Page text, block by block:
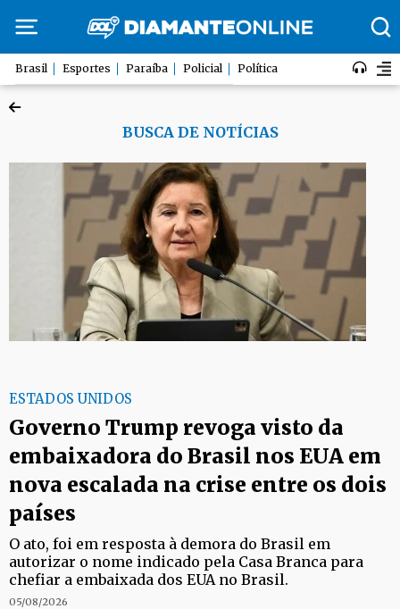
Brasil Esportes Paraíba Policial Política
BUSCA DE NOTÍCIAS
ESTADOS UNIDOS
Governo Trump revoga visto da
embaixadora do Brasil nos EUA em
nova escalada na crise entre os dois
países
O ato, foi em resposta à demora do Brasil em
autorizar o nome indicado pela Casa Branca para
chefiar a embaixada dos EUA no Brasil.
05/08/2026